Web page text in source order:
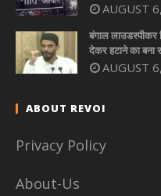
AUGUST
बंगाल
देकर हटाने का बना
AUGUST
ABOUT REVOI
Privacy Policy
About-Us